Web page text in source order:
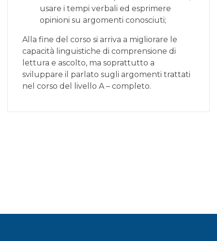
usare i tempi verbali ed esprimere
opinioni su argomenti conosciuti;
Alla fine del corso si arriva a migliorare le
capacità linguistiche di comprensione di
lettura e ascolto, ma soprattutto a
sviluppare il parlato sugli argomenti trattati
nel corso del livello A – completo.